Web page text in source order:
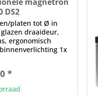
magnetron
DS2
platen tot Ø in
draaideur,
ergonomisch
1x
reset
het openen van de
*